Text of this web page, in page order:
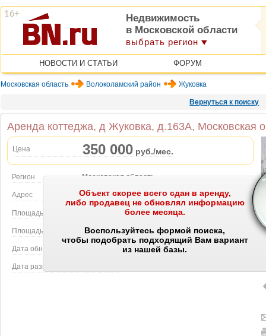
Недвижимость
в Московской области
выбрать регион
НОВОСТИ И СТАТЬИ ФОРУМ
Московская область Волоколамский район Жуковка
Вернуться к поиску
Объект скорее всего сдан в аренду,
либо продавец не обновлял информацию
более месяца.
Воспользуйтесь формой поиска,
чтобы подобрать подходящий Вам вариант
из нашей базы.
Аренда коттеджа, д Жуковка, д.163А, Московская
Цена 350 000 руб./мес.
Регион Московская область
Адрес д Жуковка, д.163А Объект на карте
Площадь дома
Площадь участка 7.00 сот.
Дата обновления
Дата размещения